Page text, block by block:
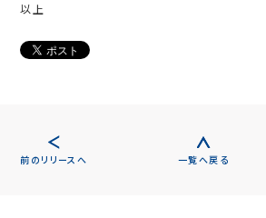
以上
前のリリースへ 一覧へ戻る